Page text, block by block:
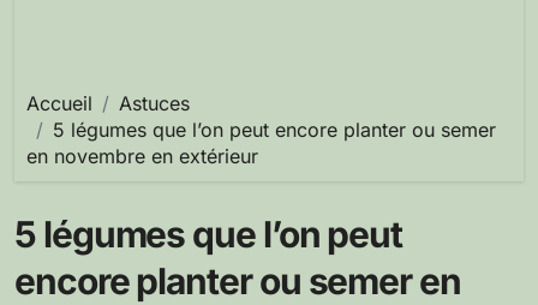
Accueil
Astuces
5 légumes que l’on peut encore planter ou semer
en novembre en extérieur
5 légumes que l’on peut
encore planter ou semer en